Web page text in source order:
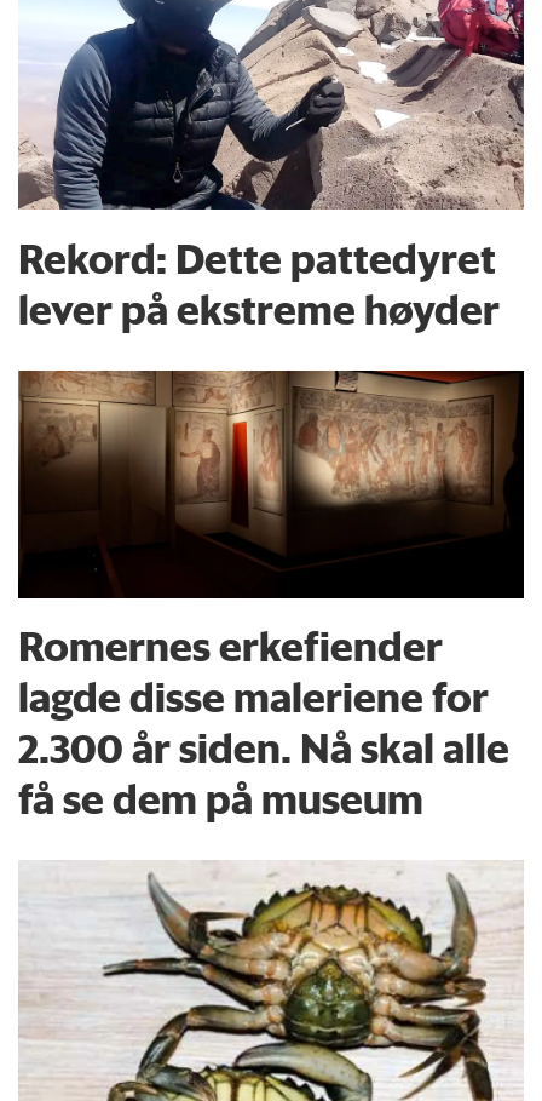
Rekord: Dette pattedyret
lever på ekstreme høyder
Romernes erkefiender
lagde disse maleriene for
2.300 år siden. Nå skal alle
få se dem på museum